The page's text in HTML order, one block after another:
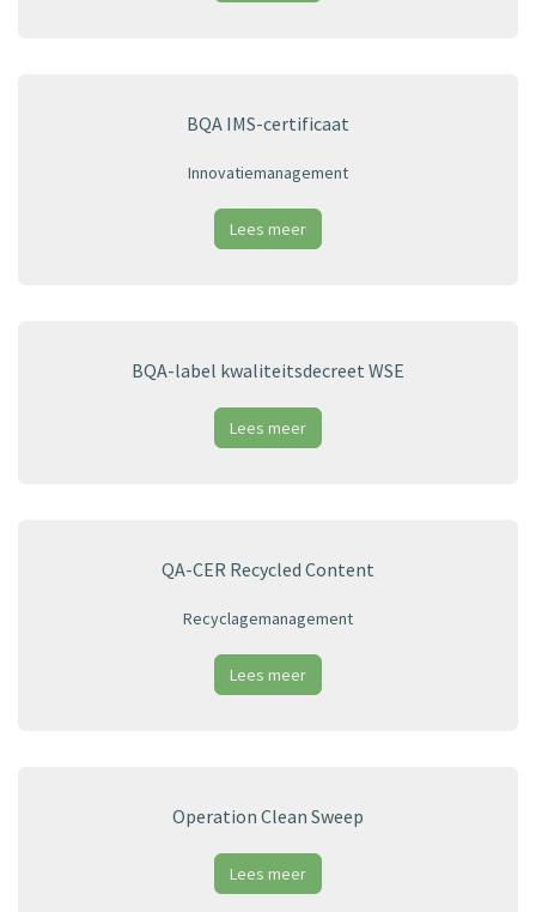
BQA IMS-certificaat
Innovatiemanagement
Lees meer
BQA-label kwaliteitsdecreet WSE
Lees meer
QA-CER Recycled Content
Recyclagemanagement
Lees meer
Operation Clean Sweep
Lees meer